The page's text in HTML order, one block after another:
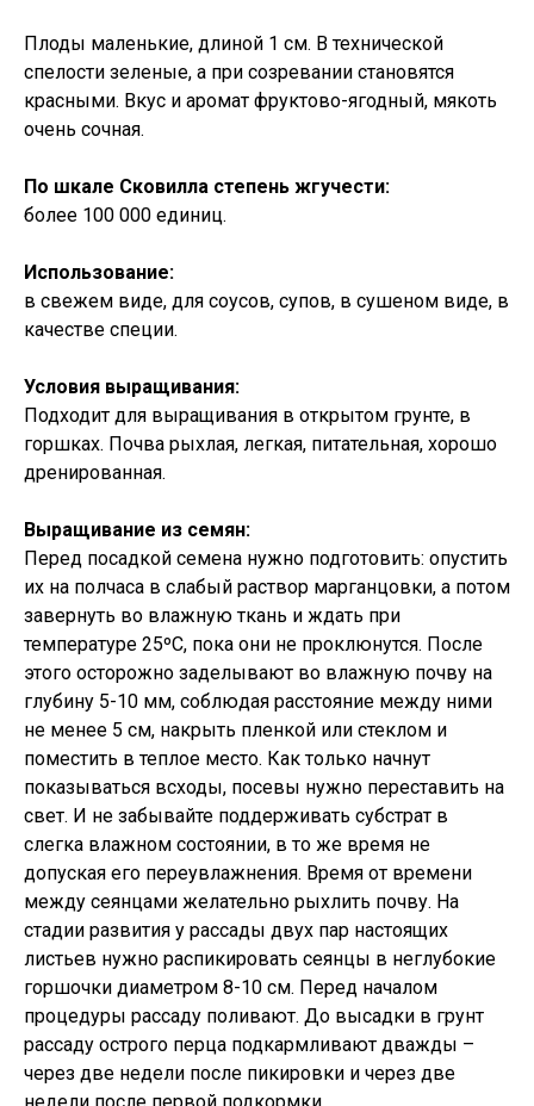
Плоды маленькие, длиной 1 см. В технической
спелости зеленые, а при созревании становятся
красными. Вкус и аромат фруктово-ягодный, мякоть
очень сочная.
По шкале Сковилла степень жгучести:
более 100 000 единиц.
Использование:
в свежем виде, для соусов, супов, в сушеном виде, в
качестве специи.
Условия выращивания:
Подходит для выращивания в открытом грунте, в
горшках. Почва рыхлая, легкая, питательная, хорошо
дренированная.
Выращивание из семян:
Перед посадкой семена нужно подготовить: опустить
их на полчаса в слабый раствор марганцовки, а потом
завернуть во влажную ткань и ждать при
температуре 25ºC, пока они не проклюнутся. После
этого осторожно заделывают во влажную почву на
глубину 5-10 мм, соблюдая расстояние между ними
не менее 5 см, накрыть пленкой или стеклом и
поместить в теплое место. Как только начнут
показываться всходы, посевы нужно переставить на
свет. И не забывайте поддерживать субстрат в
слегка влажном состоянии, в то же время не
допуская его переувлажнения. Время от времени
между сеянцами желательно рыхлить почву. На
стадии развития у рассады двух пар настоящих
листьев нужно распикировать сеянцы в неглубокие
горшочки диаметром 8-10 см. Перед началом
процедуры рассаду поливают. До высадки в грунт
рассаду острого перца подкармливают дважды –
через две недели после пикировки и через две